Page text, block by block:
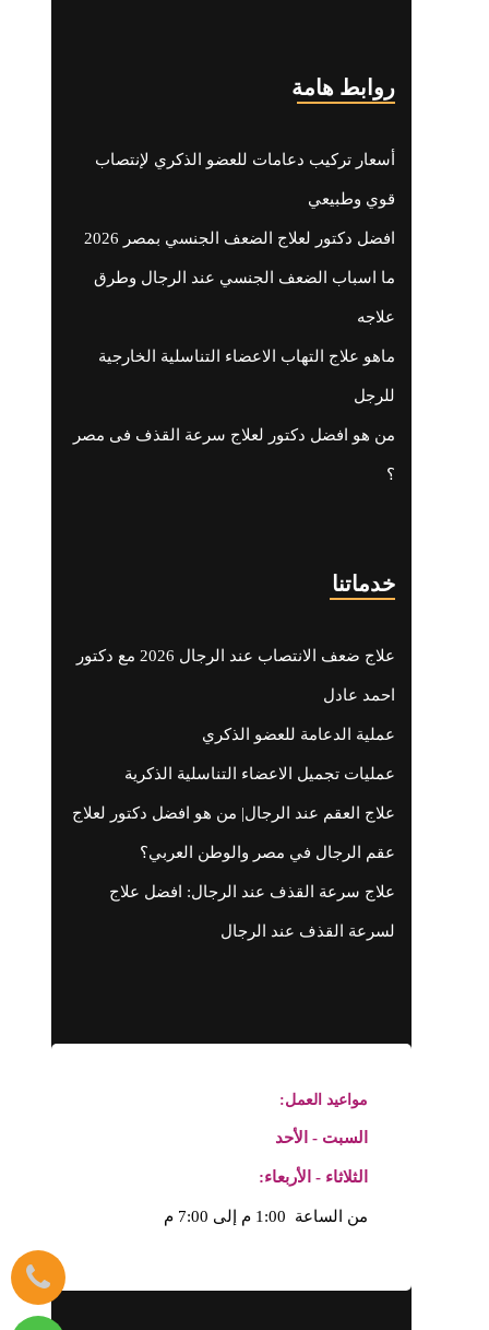
مواعيد العمل:
السبت - الأحد
الثلاثاء - الأربعاء:
من الساعة 1:00 م إلى 7:00 م
خدماتنا
علاج ضعف الانتصاب عند الرجال 2026 مع دكتور
احمد عادل
عملية الدعامة للعضو الذكري
عمليات تجميل الاعضاء التناسلية الذكرية
علاج العقم عند الرجال| من هو افضل دكتور لعلاج
عقم الرجال في مصر والوطن العربي؟
علاج سرعة القذف عند الرجال: افضل علاج
لسرعة القذف عند الرجال
روابط هامة
أسعار تركيب دعامات للعضو الذكري لإنتصاب
قوي وطبيعي
افضل دكتور لعلاج الضعف الجنسي بمصر 2026
ما اسباب الضعف الجنسي عند الرجال وطرق
علاجه
ماهو علاج التهاب الاعضاء التناسلية الخارجية
للرجل
من هو افضل دكتور لعلاج سرعة القذف فى مصر
؟